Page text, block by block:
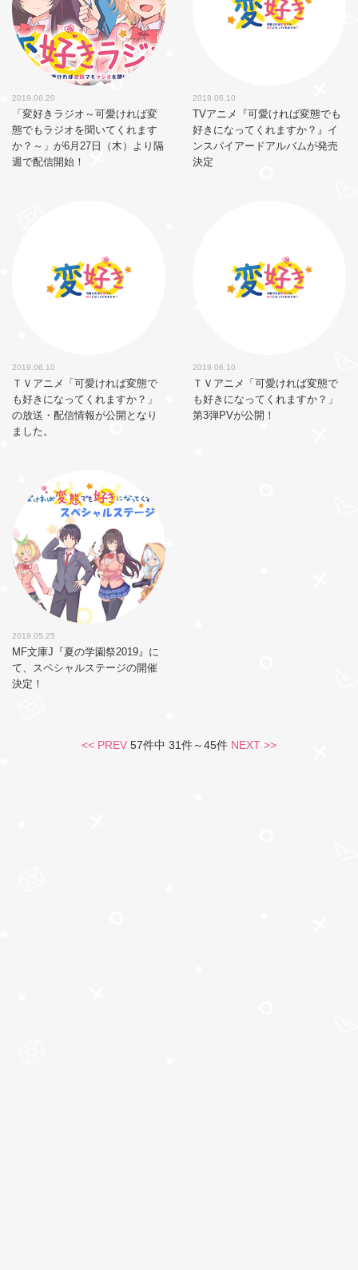
2019.06.20
「変好きラジオ～可愛ければ変
態でもラジオを聞いてくれます
か？～」が6月27日（木）より隔
週で配信開始！
2019.06.10
TVアニメ『可愛ければ変態でも
好きになってくれますか？』イ
ンスパイアードアルバムが発売
決定
2019.06.10
ＴＶアニメ「可愛ければ変態で
も好きになってくれますか？」
の放送・配信情報が公開となり
ました。
2019.06.10
ＴＶアニメ「可愛ければ変態で
も好きになってくれますか？」
第3弾PVが公開！
2019.05.25
MF文庫J『夏の学園祭2019』に
て、スペシャルステージの開催
決定！
<< PREV 57件中 31件～45件 NEXT >>